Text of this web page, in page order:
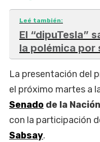
Leé también:
El “dipuTesla”
la polémica por
La presentación del
el próximo martes a
Senado de la Nación
con la participación
Sabsay.